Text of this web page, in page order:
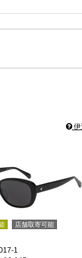
伊
店舗取寄可能
1